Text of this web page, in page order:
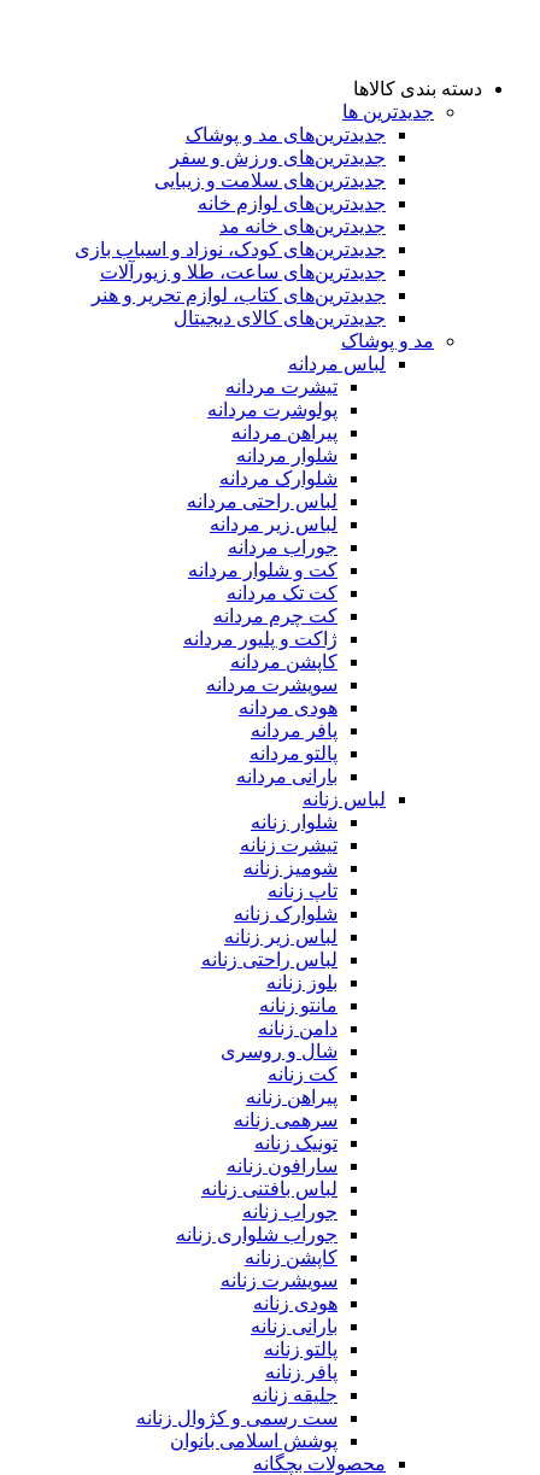
دسته بندی کالاها
جدیدترین ها
جدید‌ترین‌های مد و پوشاک
جدید‌ترین‌های ورزش و سفر
جدید‌ترین‌های سلامت و زیبایی
جدید‌ترین‌های لوازم خانه
جدیدترین‌های خانه مد
جدید‌ترین‌های کودک، نوزاد و اسباب بازی
جدید‌ترین‌های ساعت، طلا و زیورآلات
جدید‌ترین‌های کتاب، لوازم تحریر و هنر
جدید‌ترین‌های کالای دیجیتال
مد و پوشاک
لباس مردانه
تیشرت مردانه
پولوشرت مردانه
پیراهن مردانه
شلوار مردانه
شلوارک مردانه
لباس راحتی مردانه
لباس زیر مردانه
جوراب مردانه
کت و شلوار مردانه
کت تک مردانه
کت چرم مردانه
ژاکت و پلیور مردانه
کاپشن مردانه
سویشرت مردانه
هودی مردانه
پافر مردانه
پالتو مردانه
بارانی مردانه
لباس زنانه
شلوار زنانه
تیشرت زنانه
شومیز زنانه
تاپ زنانه
شلوارک زنانه
لباس زیر زنانه
لباس راحتی زنانه
بلوز زنانه
مانتو زنانه
دامن زنانه
شال و روسری
کت زنانه
پیراهن زنانه
سرهمی زنانه
تونیک زنانه
سارافون زنانه
لباس بافتنی زنانه
جوراب زنانه
جوراب شلواری زنانه
کاپشن زنانه
سویشرت زنانه
هودی زنانه
بارانی زنانه
پالتو زنانه
پافر زنانه
جلیقه زنانه
ست رسمی و کژوال زنانه
پوشش اسلامی بانوان
محصولات بچگانه